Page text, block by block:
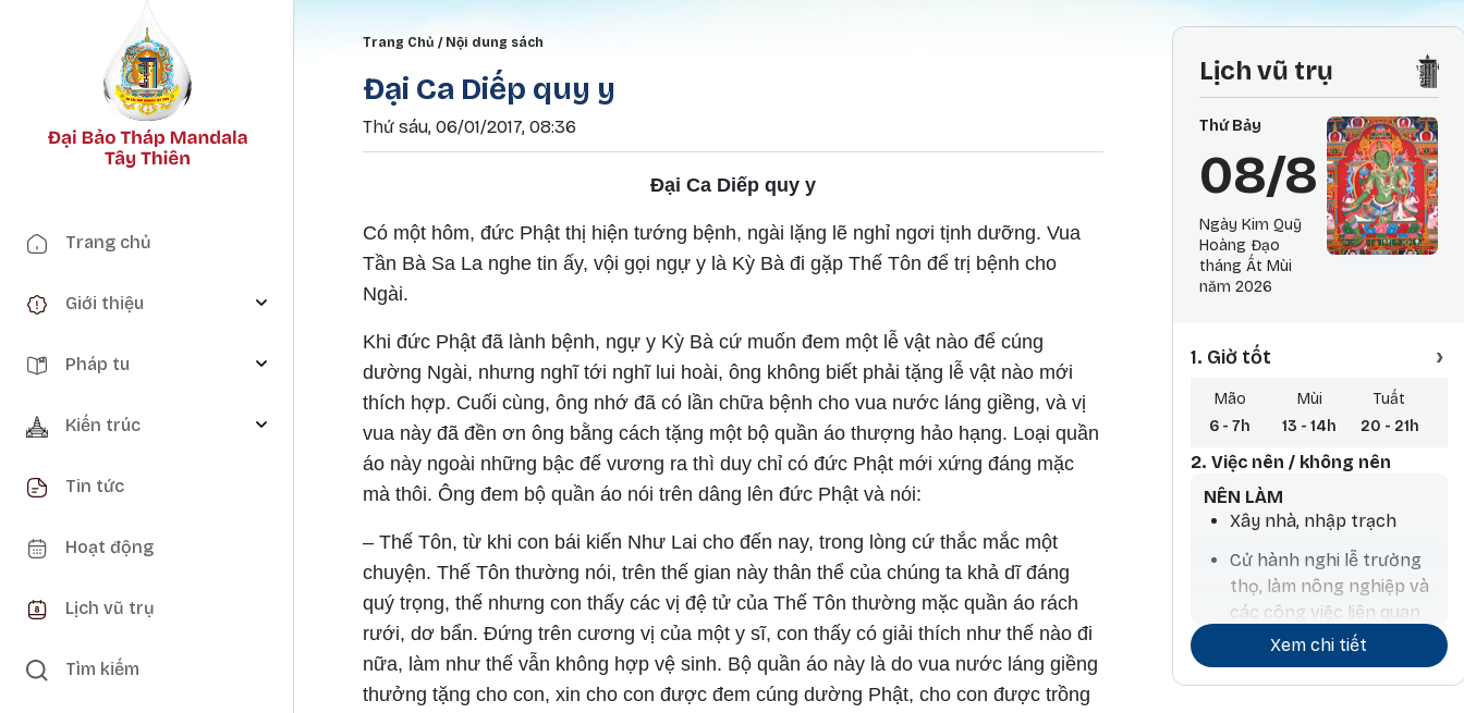
Main navigation
Trang chủ
Giới thiệu
Pháp tu
Kiến trúc
Tin tức
Hoạt động
Lịch vũ trụ
Tìm kiếm
Breadcrumb
Trang Chủ Nội dung sách
Đại Ca Diếp quy y
Thứ sáu, 06/01/2017, 08:36
Đại Ca Diếp quy y
Có một hôm, đức Phật thị hiện tướng bệnh, ngài lặng lẽ nghỉ ngơi tịnh dưỡng. Vua
Tần Bà Sa La nghe tin ấy, vội gọi ngự y là Kỳ Bà đi gặp Thế Tôn để trị bệnh cho
Ngài.
Khi đức Phật đã lành bệnh, ngự y Kỳ Bà cứ muốn đem một lễ vật nào để cúng
dường Ngài, nhưng nghĩ tới nghĩ lui hoài, ông không biết phải tặng lễ vật nào mới
thích hợp. Cuối cùng, ông nhớ đã có lần chữa bệnh cho vua nước láng giềng, và vị
vua này đã đền ơn ông bằng cách tặng một bộ quần áo thượng hảo hạng. Loại quần
áo này ngoài những bậc đế vương ra thì duy chỉ có đức Phật mới xứng đáng mặc
mà thôi. Ông đem bộ quần áo nói trên dâng lên đức Phật và nói:
– Thế Tôn, từ khi con bái kiến Như Lai cho đến nay, trong lòng cứ thắc mắc một
chuyện. Thế Tôn thường nói, trên thế gian này thân thể của chúng ta khả dĩ đáng
quý trọng, thế nhưng con thấy các vị đệ tử của Thế Tôn thường mặc quần áo rách
rưới, dơ bẩn. Đứng trên cương vị của một y sĩ, con thấy có giải thích như thế nào đi
nữa, làm như thế vẫn không hợp vệ sinh. Bộ quần áo này là do vua nước láng giềng
thưởng tặng cho con, xin cho con được đem cúng dường Phật, cho con được trồng
Lịch vũ trụ
Thứ Bảy
08/8
Ngày Kim Quỹ
Hoàng Đạo
tháng Ất Mùi
năm 2026
1. Giờ tốt ›
Mão
6 - 7h
Mùi
13 - 14h
Tuất
20 - 21h
2. Việc nên / không nên
NÊN LÀM
Xây nhà, nhập trạch
Cử hành nghi lễ trường
thọ, làm nông nghiệp và
các công việc liên quan
đến nước, mua thú nuôi,
tính toán chiêm tinh
Xem chi tiết